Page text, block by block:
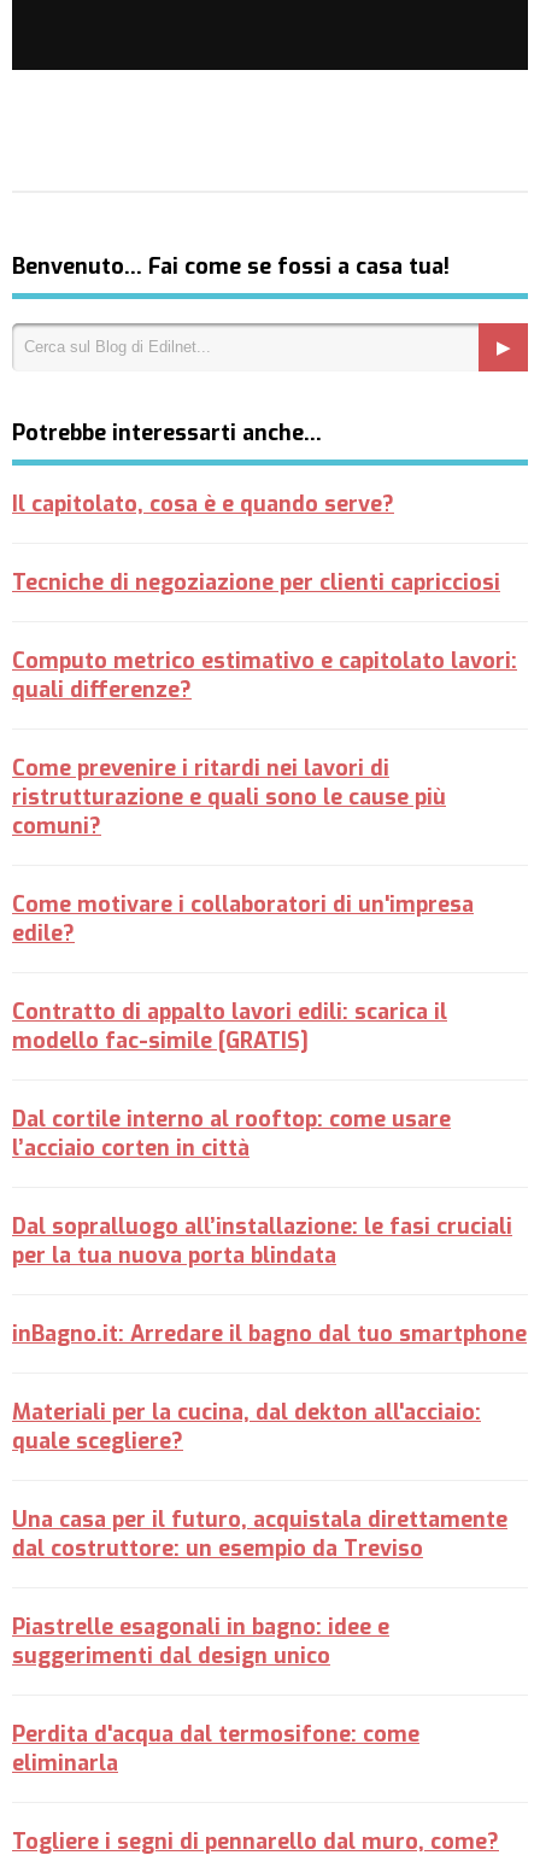
Benvenuto… Fai come se fossi a casa tua!
Potrebbe interessarti anche…
Il capitolato, cosa è e quando serve?
Tecniche di negoziazione per clienti capricciosi
Computo metrico estimativo e capitolato lavori:
quali differenze?
Come prevenire i ritardi nei lavori di
ristrutturazione e quali sono le cause più
comuni?
Come motivare i collaboratori di un'impresa
edile?
Contratto di appalto lavori edili: scarica il
modello fac-simile [GRATIS]
Dal cortile interno al rooftop: come usare
l’acciaio corten in città
Dal sopralluogo all’installazione: le fasi cruciali
per la tua nuova porta blindata
inBagno.it: Arredare il bagno dal tuo smartphone
Materiali per la cucina, dal dekton all'acciaio:
quale scegliere?
Una casa per il futuro, acquistala direttamente
dal costruttore: un esempio da Treviso
Piastrelle esagonali in bagno: idee e
suggerimenti dal design unico
Perdita d'acqua dal termosifone: come
eliminarla
Togliere i segni di pennarello dal muro, come?